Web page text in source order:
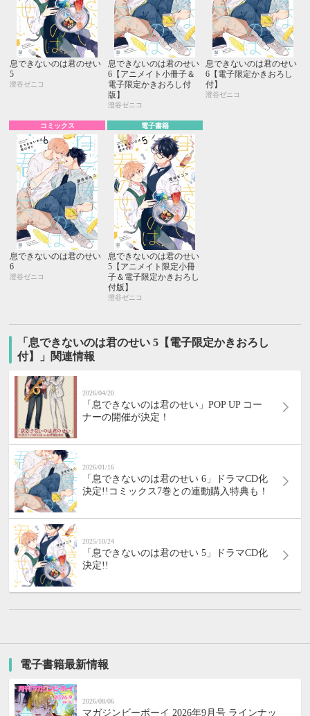
息できないのは君のせい
5
澄谷ゼニコ
息できないのは君のせい
6【アニメイト小冊子＆
電子限定かきおろし付
版】
澄谷ゼニコ
息できないのは君のせい
6【電子限定かきおろし
付】
澄谷ゼニコ
コミックス
息できないのは君のせい
6
澄谷ゼニコ
電子書籍
息できないのは君のせい
5【アニメイト限定小冊
子＆電子限定かきおろし
付版】
澄谷ゼニコ
「息できないのは君のせい 5【電子限定かきおろし
付】」関連情報
2026/04/20
「息できないのは君のせい」POP UP コー
ナーの開催が決定！
2026/01/16
「息できないのは君のせい 6」ドラマCD化
決定!!コミックス7巻との連動購入特典も！
2025/10/24
「息できないのは君のせい 5」ドラマCD化
決定!!
電子書籍最新情報
2026/08/06
マガジンビーボーイ 2026年9月号 ラインナッ